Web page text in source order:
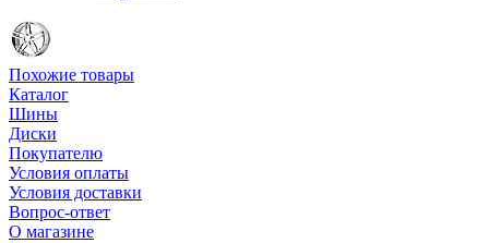
Похожие товары
Каталог
Шины
Диски
Покупателю
Условия оплаты
Условия доставки
Вопрос-ответ
О магазине